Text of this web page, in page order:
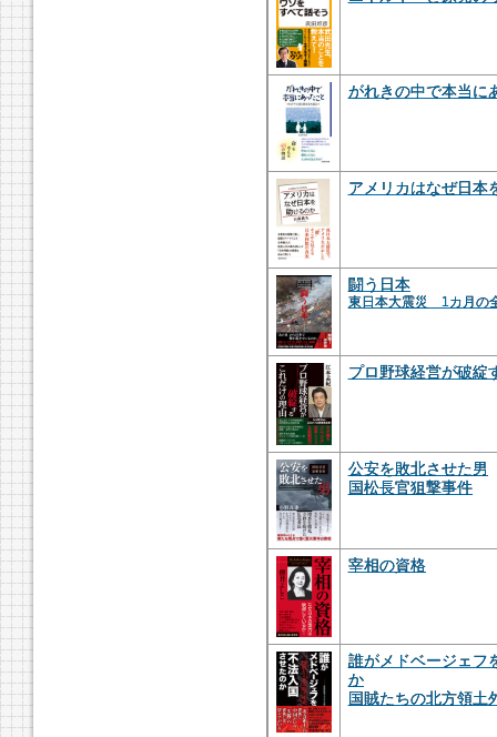
がれきの中で本当に
アメリカはなぜ日本
闘う日本
東日本大震災 1カ月の
プロ野球経営が破綻
公安を敗北させた男
国松長官狙撃事件
宰相の資格
誰がメドベージェフ
か
国賊たちの北方領土